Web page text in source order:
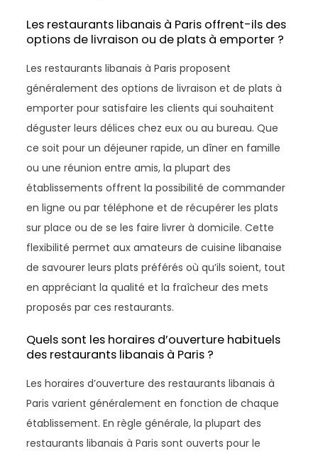
Les restaurants libanais à Paris offrent-ils des
options de livraison ou de plats à emporter ?
Les restaurants libanais à Paris proposent
généralement des options de livraison et de plats à
emporter pour satisfaire les clients qui souhaitent
déguster leurs délices chez eux ou au bureau. Que
ce soit pour un déjeuner rapide, un dîner en famille
ou une réunion entre amis, la plupart des
établissements offrent la possibilité de commander
en ligne ou par téléphone et de récupérer les plats
sur place ou de se les faire livrer à domicile. Cette
flexibilité permet aux amateurs de cuisine libanaise
de savourer leurs plats préférés où qu’ils soient, tout
en appréciant la qualité et la fraîcheur des mets
proposés par ces restaurants.
Quels sont les horaires d’ouverture habituels
des restaurants libanais à Paris ?
Les horaires d’ouverture des restaurants libanais à
Paris varient généralement en fonction de chaque
établissement. En règle générale, la plupart des
restaurants libanais à Paris sont ouverts pour le